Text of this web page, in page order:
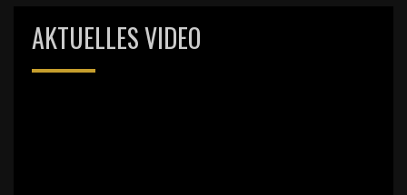
AKTUELLES VIDEO